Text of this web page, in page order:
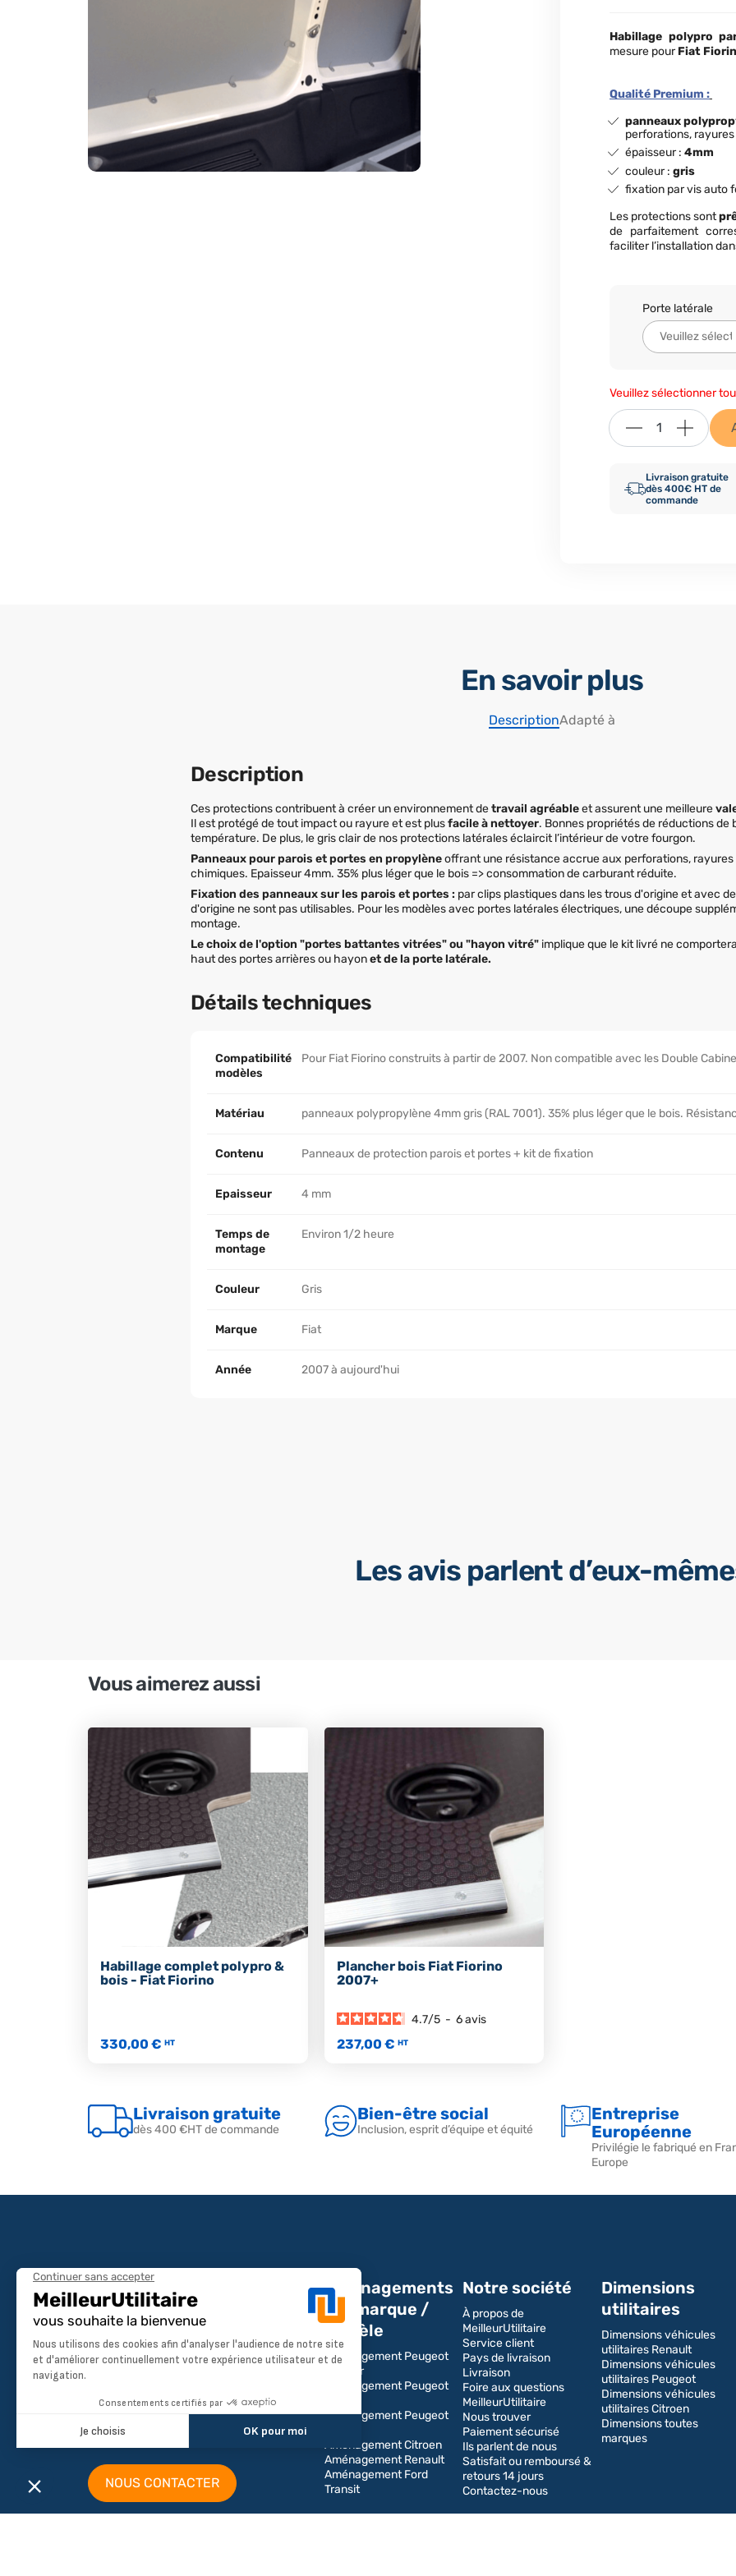
Habillage polypro
mesure pourFiat
Qualité Premium :
panneaux
perforations,
épaisseur :4mm
couleur :gris
fixation par vis auto
Les protections sont
de parfaitement
faciliter l’installation
Porte latérale
Veuillez sélectionner
Livraison gratuite
dès 400€ HT de
commande
En savoir plus
DescriptionAdapté à
Description
Ces protections contribuent à créer un environnement detravail agréableet assurent une meilleure
Il est protégé de tout impact ou rayure et est plusfacile à nettoyer. Bonnes propriétés de réductions
température. De plus, le gris clair de nos protections latérales éclaircit l’intérieur de votre fourgon.
Panneaux pour parois et portes en propylèneoffrant une résistance accrue aux perforations,
chimiques. Epaisseur 4mm. 35% plus léger que le bois => consommation de carburant réduite.
Fixation des panneaux sur les parois et portes : par clips plastiques dans les trous d'origine et avec
d'origine ne sont pas utilisables. Pour les modèles avec portes latérales électriques, une découpe
montage.
Le choix de l'option "portes battantes vitrées" ou "hayon vitré" implique que le kit livré ne
haut des portes arrières ou hayonet de la porte latérale.
Détails techniques
Compatibilité
modèles
Pour Fiat Fiorino construits à partir de 2007. Non compatible avec les Double
Matériau panneaux polypropylène 4mm gris (RAL 7001). 35% plus léger que le bois.
Contenu Panneaux de protection parois et portes + kit de fixation
Epaisseur 4 mm
Temps de
montage
Environ 1/2 heure
Couleur Gris
Marque Fiat
Année 2007 à aujourd'hui
Les avis parlent d’eux-
Vous aimerez aussi
Habillage complet polypro &
bois - Fiat Fiorino
330,00 € HT
Plancher bois Fiat Fiorino
2007+
4.7/5 - 6avis
237,00 € HT
Livraison gratuite
dès 400 €HT de commande
Bien-être social
Inclusion, esprit d’équipe et équité
Entreprise
Européenne
Privilégie le fabriqué en
Europe
Une question ou un devis ?
13h00-17h00
Tél : 04 28 29 75 94
NOUS CONTACTER
Aménagements
par marque /
modèle
Aménagement Peugeot
Partner
Aménagement Peugeot
Aménagement Peugeot
Aménagement Citroen
Aménagement Renault
Aménagement Ford
Transit
Notre société
À propos de
MeilleurUtilitaire
Service client
Pays de livraison
Livraison
Foire aux questions
MeilleurUtilitaire
Nous trouver
Paiement sécurisé
Ils parlent de nous
Satisfait ou remboursé &
retours 14 jours
Contactez-nous
Dimensions
utilitaires
Dimensions véhicules
utilitaires Renault
Dimensions véhicules
utilitaires Peugeot
Dimensions véhicules
utilitaires Citroen
Dimensions toutes
marques